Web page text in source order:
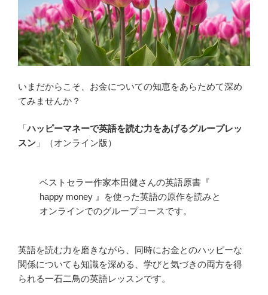
いまだからこそ、お金についての知恵をあらためて深め
てみませんか？
「ハッピーマネーで英語を読む力をあげるグループレッ
スン 」（オンライン版）
ベストセラー作家本田健さんの英語原書『
happy money 』を使った英語の原作を読みと
オンラインでのグループコースです。
英語を読む力を磨きながら、同時にお金とのハッピーな
関係についても知識を深める、学びと気づきの両方を得
られる一石二鳥の英語レッスンです。